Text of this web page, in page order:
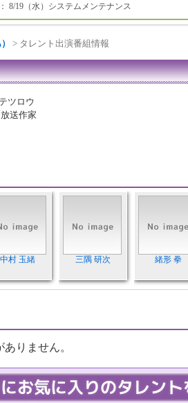
8/19（水）システムメンテナンス
> タレント出演番組情報
ツロウ
送作家
中村 玉緒 三隅 研次 緒形 拳
りません。